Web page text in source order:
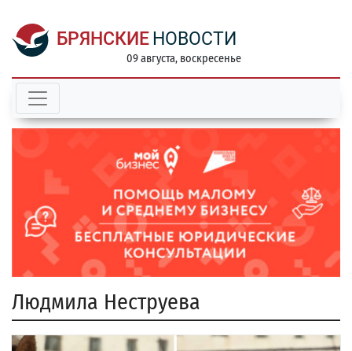
БРЯНСКИЕ НОВОСТИ
09 августа, воскресенье
Людмила Неструева